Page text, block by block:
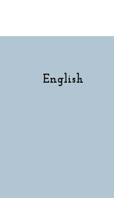
English